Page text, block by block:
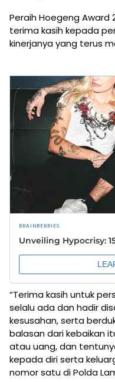
Peraih Hoegeng Award
terima kasih kepada
kinerjanya yang terus
“Terima kasih untuk
selalu ada dan hadir
kesusahan, serta
balasan dari kebaikan
atau uang, dan
kepada diri serta
nomor satu di Polda